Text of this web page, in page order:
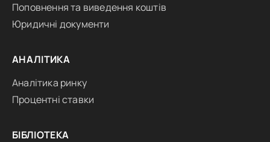
Поповнення та виведення коштів
Юридичні документи
АНАЛІТИКА
Аналітика ринку
Процентні ставки
БІБЛІОТЕКА